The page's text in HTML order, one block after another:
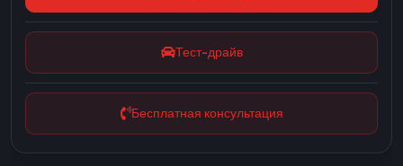
Тест-драйв
Бесплатная консультация